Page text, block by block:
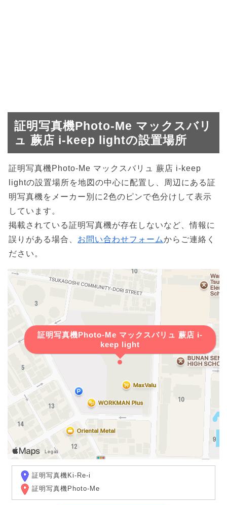
証明写真機Photo-Me マックスバリ
ュ 蕨店 i-keep lightの設置場所
証明写真機Photo-Me マックスバリュ 蕨店 i-keep
lightの設置場所を地図の中心に配置し、周辺にある証
明写真機をメーカー別に2色のピンで色分けして表示
しています。
掲載されている証明写真機が存在しないなど、情報に
誤りがある場合、 お問い合わせフォームからご連絡く
ださい。
証明写真機Photo-Me マックスバリュ 蕨店 i-
keep light
証明写真機Ki-Re-i
証明写真機Photo-Me